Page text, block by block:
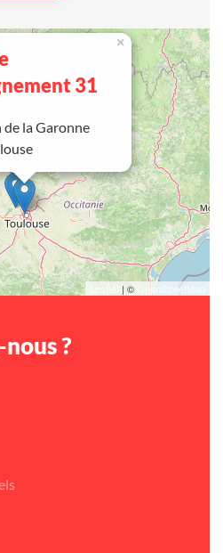
31
la Garonne
×
Leaflet | © OpenStreetMap
?